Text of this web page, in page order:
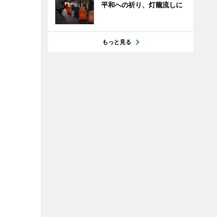
平和への祈り、灯籠流しに
もっと見る